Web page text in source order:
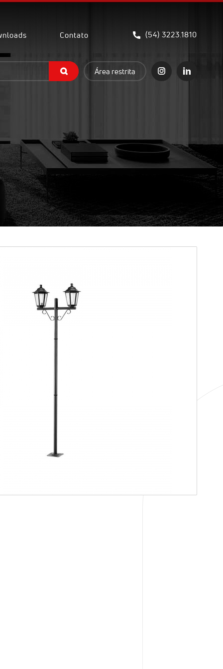
Contato (54) 3223.1810
Área restrita